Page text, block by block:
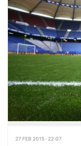
27 FEB 2015 · 22:07